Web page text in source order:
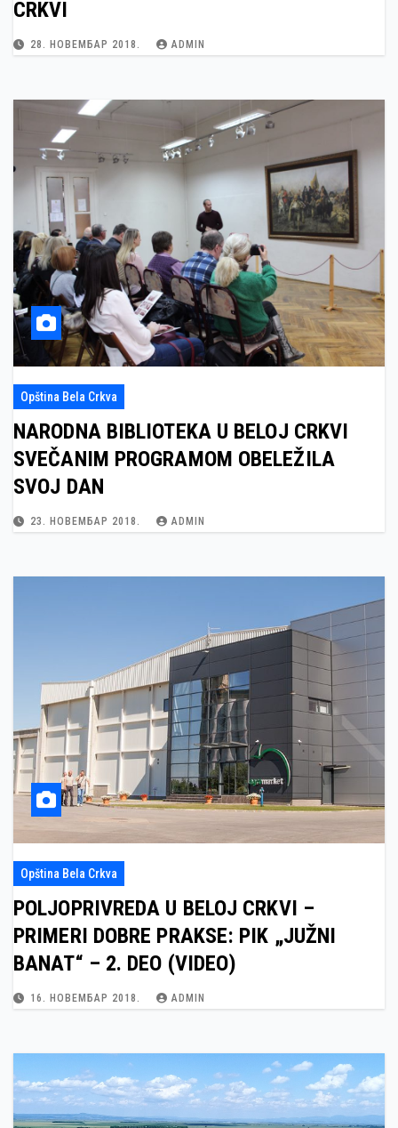
CRKVI
28. НОВЕМБАР 2018. ADMIN
Opština Bela Crkva
NARODNA BIBLIOTEKA U BELOJ CRKVI
SVEČANIM PROGRAMOM OBELEŽILA
SVOJ DAN
23. НОВЕМБАР 2018. ADMIN
Opština Bela Crkva
POLJOPRIVREDA U BELOJ CRKVI –
PRIMERI DOBRE PRAKSE: PIK „JUŽNI
BANAT“ – 2. DEO (VIDEO)
16. НОВЕМБАР 2018. ADMIN